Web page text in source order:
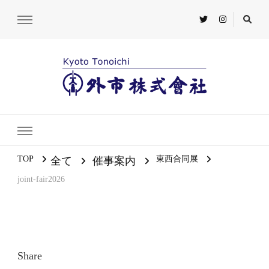
TOP 全て 催事案内 東西合同展
joint-fair2026
Share